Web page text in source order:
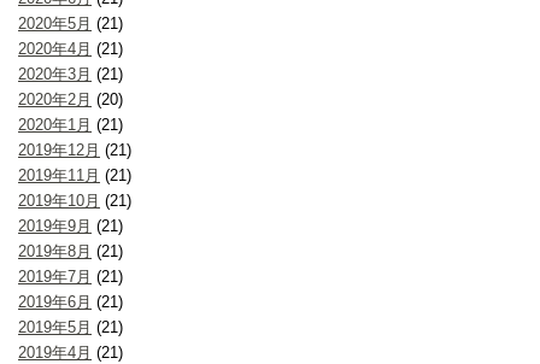
2020年5月 (21)
2020年4月 (21)
2020年3月 (21)
2020年2月 (20)
2020年1月 (21)
2019年12月 (21)
2019年11月 (21)
2019年10月 (21)
2019年9月 (21)
2019年8月 (21)
2019年7月 (21)
2019年6月 (21)
2019年5月 (21)
2019年4月 (21)